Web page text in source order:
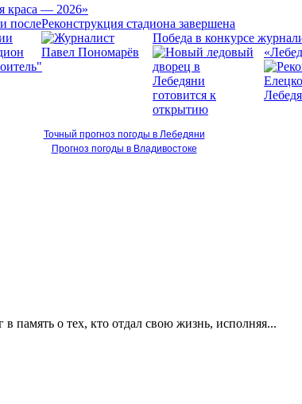
краса — 2026»
Реконструкция стадиона завершена
Победа в конкурсе
Точный прогноз погоды в Лебедяни
Прогноз погоды в Владивостоке
память о тех, кто отдал свою жизнь, исполняя...